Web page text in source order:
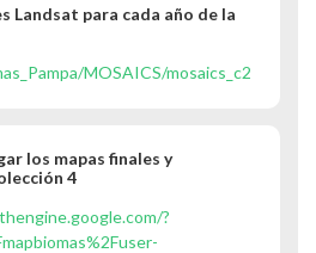
Landsat para cada año de la
MOSAICS/mosaics_c2
los mapas finales y
4
?